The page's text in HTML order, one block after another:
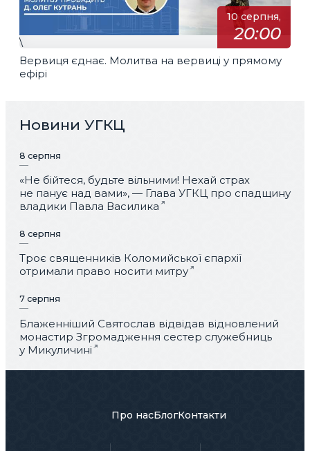
10 серпня,
20:00
\
Вервиця єднає. Молитва на вервиці у прямому
ефірі
Новини УГКЦ
8 серпня
«Не бійтеся, будьте вільними! Нехай страх
не панує над вами», — Глава УГКЦ про спадщину
владики Павла Василика
8 серпня
Троє священників Коломийської єпархії
отримали право носити митру
7 серпня
Блаженніший Святослав відвідав відновлений
монастир Згромадження сестер служебниць
у Микуличині
Про насБлогКонтакти